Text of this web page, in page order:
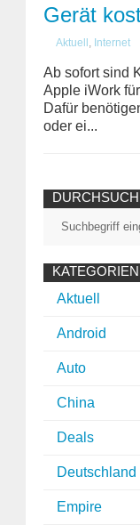
Gerät
Aktuell , Internet
Ab sofort sind
Apple iWork
Dafür
oder ei...
KATEGORIEN
Aktuell
Android
Auto
China
Deals
Deutschland
Empire